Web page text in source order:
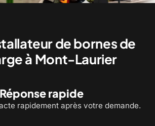
de bornes de
à Mont-Laurier
Réponse rapide
rapidement après votre demande.